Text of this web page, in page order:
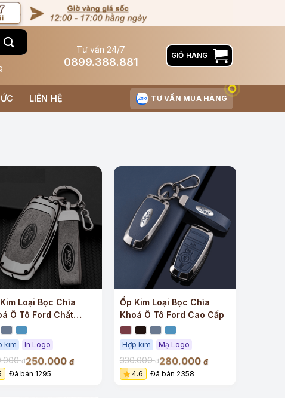
Tư vấn 24/7
0899.388.881
GIỎ HÀNG
LIÊN HỆ TƯ VẤN MUA HÀNG
Loại Bọc Chìa
Ô Tô Ford Chất
kim In Logo
đ250.000 đ
Đã bán 1295
Ốp Kim Loại Bọc Chìa
Khoá Ô Tô Ford Cao Cấp
Hợp kim Mạ Logo
330.000đ280.000 đ
4.6
Đã bán 2358